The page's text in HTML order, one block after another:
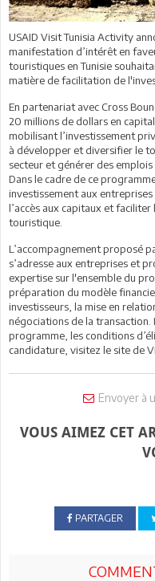
USAID Visit Tunisia Activity
manifestation d’intérêt en
touristiques en Tunisie
matière de facilitation de
En partenariat avec Cross
20 millions de dollars en
mobilisant l’investissement
à développer et diversifier le
secteur et générer des emplois
Dans le cadre de ce
investissement aux
l’accès aux capitaux et
touristique.
L’accompagnement proposé
s’adresse aux entreprises et
expertise sur l'ensemble du
préparation du modèle
investisseurs, la mise en
négociations de la transaction.
programme, les conditions
candidature, visitez le site de
Envoyer à
VOUS AIMEZ CET
PARTAGER